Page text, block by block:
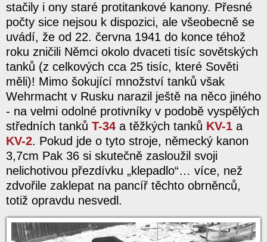
stačily i ony staré protitankové kanony. Přesné
počty sice nejsou k dispozici, ale všeobecně se
uvádí, že od 22. června 1941 do konce téhož
roku zničili Němci okolo dvaceti tisíc sovětských
tanků (z celkových cca 25 tisíc, které Sověti
měli)! Mimo šokující množství tanků však
Wehrmacht v Rusku narazil ještě na něco jiného
- na velmi odolné protivníky v podobě vyspělých
středních tanků T-34 a těžkých tanků KV-1 a
KV-2. Pokud jde o tyto stroje, německý kanon
3,7cm Pak 36 si skutečně zasloužil svoji
nelichotivou přezdívku „klepadlo“… více, než
zdvořile zaklepat na pancíř těchto obrněnců,
totiž opravdu nesvedl.